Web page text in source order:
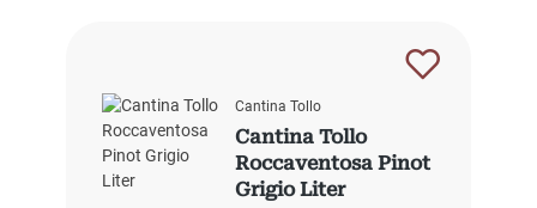
Cantina Tollo
Cantina Tollo
Roccaventosa Pinot
Grigio Liter